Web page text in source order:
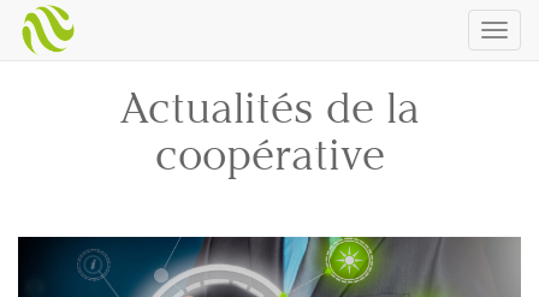
Actualités de la
coopérative